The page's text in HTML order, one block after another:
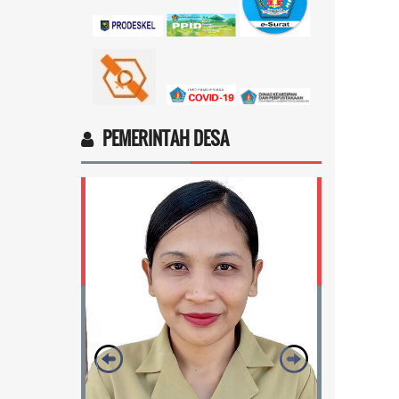
Ingin cek nama penerima bantuan
sosial dari pemerintah...selengkapnya
Marten Keny Balubun
17 November 2025 11:18:28
PEMERINTAH DESA